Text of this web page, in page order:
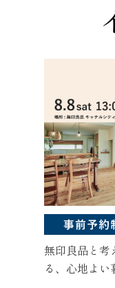
無印良品と
る、心地よい